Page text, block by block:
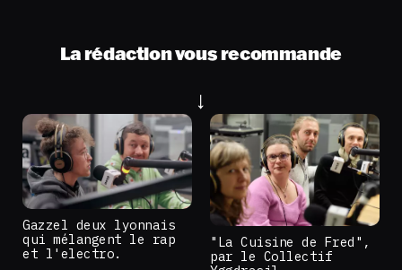
La rédaction vous recommande
Gazzel deux lyonnais
qui mélangent le rap
et l'electro.
"La Cuisine de Fred",
par le Collectif